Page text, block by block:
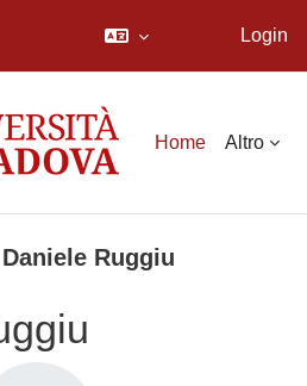
Login
Home Altro
Ruggiu